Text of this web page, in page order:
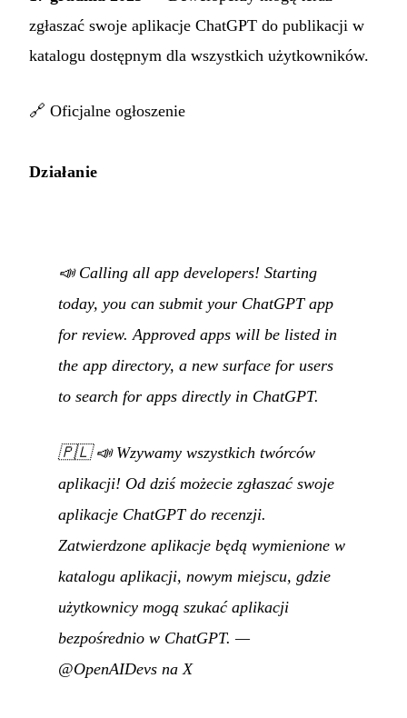
zgłaszać swoje aplikacje ChatGPT do publikacji w
katalogu dostępnym dla wszystkich użytkowników.
🔗 Oficjalne ogłoszenie
Działanie
📣 Calling all app developers! Starting
today, you can submit your ChatGPT app
for review. Approved apps will be listed in
the app directory, a new surface for users
to search for apps directly in ChatGPT.
🇵🇱📣 Wzywamy wszystkich twórców
aplikacji! Od dziś możecie zgłaszać swoje
aplikacje ChatGPT do recenzji.
Zatwierdzone aplikacje będą wymienione w
katalogu aplikacji, nowym miejscu, gdzie
użytkownicy mogą szukać aplikacji
bezpośrednio w ChatGPT. —
@OpenAIDevs na X